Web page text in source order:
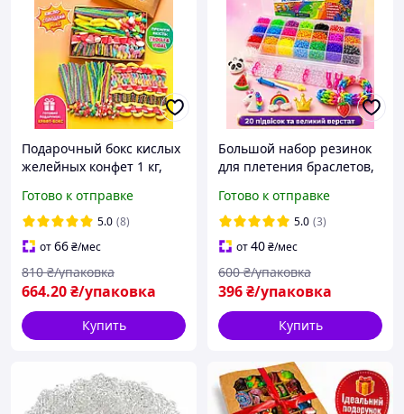
Подарочный бокс кислых
желейных конфет 1 кг,
сладкого жевательного
мармелада микс в
коробке
Готово к отправке
5.0 (8)
от66₴/мес
664.20₴/упаковка
810 ₴/упаковка
Купить
Большой набор резинок
для плетения браслетов,
Готово к отправке
5.0 (3)
от40₴/мес
396₴/упаковка
600 ₴/упаковка
Купить